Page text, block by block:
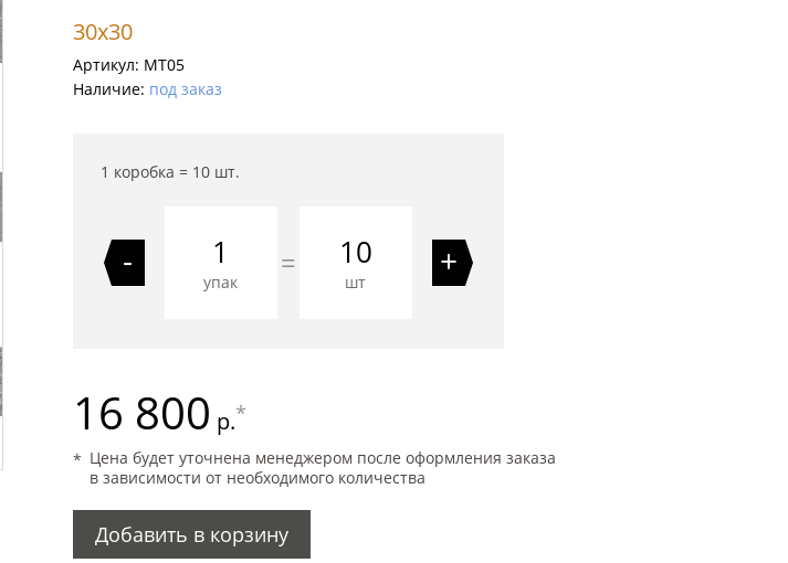
30x30
Артикул: MT05
Наличие: под заказ
1 коробка = 10шт.
-
упак
= 10
шт
+
16 800 р.*
Цена будет уточнена менеджером после оформления заказа
в зависимости от необходимого количества
Добавить в корзину